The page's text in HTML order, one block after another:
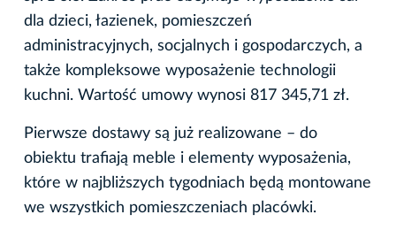
dla dzieci, łazienek, pomieszczeń
administracyjnych, socjalnych i gospodarczych, a
także kompleksowe wyposażenie technologii
kuchni. Wartość umowy wynosi 817 345,71 zł.
Pierwsze dostawy są już realizowane – do
obiektu trafiają meble i elementy wyposażenia,
które w najbliższych tygodniach będą montowane
we wszystkich pomieszczeniach placówki.